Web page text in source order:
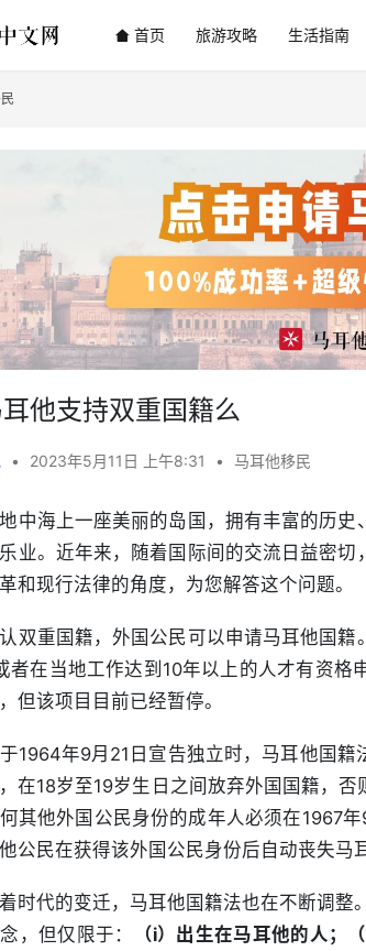
首页 旅游攻略 生活指南
他支持双重国籍么
• 2023年5月11日 上午8:31 • 马耳他移民
中海上一座美丽的岛国，拥有丰富的历
业。近年来，随着国际间的交流日益密
和现行法律的角度，为您解答这个问题。
双重国籍，外国公民可以申请马耳他国
者在当地工作达到10年以上的人才有资格
但该项目目前已经暂停。
1964年9月21日宣告独立时，马耳他国
在18岁至19岁生日之间放弃外国国籍，
其他外国公民身份的成年人必须在1967
公民在获得该外国公民身份后自动丧失马
时代的变迁，马耳他国籍法也在不断调
，但仅限于：
（i）出生在马耳他的人；